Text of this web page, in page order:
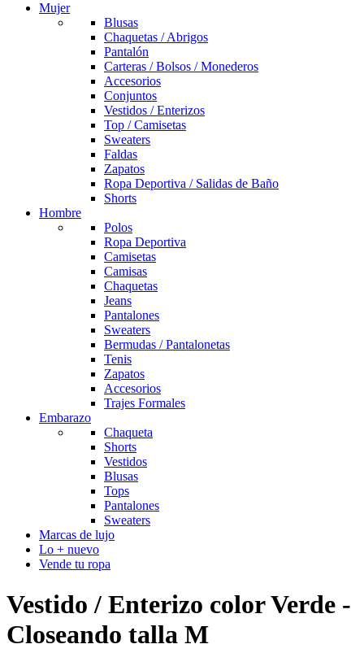
Mujer
Blusas
Chaquetas / Abrigos
Pantalón
Carteras / Bolsos / Monederos
Accesorios
Conjuntos
Vestidos / Enterizos
Top / Camisetas
Sweaters
Faldas
Zapatos
Ropa Deportiva / Salidas de Baño
Shorts
Hombre
Polos
Ropa Deportiva
Camisetas
Camisas
Chaquetas
Jeans
Pantalones
Sweaters
Bermudas / Pantalonetas
Tenis
Zapatos
Accesorios
Trajes Formales
Embarazo
Chaqueta
Shorts
Vestidos
Blusas
Tops
Pantalones
Sweaters
Marcas de lujo
Lo + nuevo
Vende tu ropa
Vestido / Enterizo color Verde -
Closeando talla M